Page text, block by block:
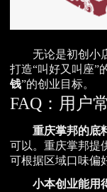
无论是初创小
打造“叫好又叫座”
钱”的创业目标。
FAQ：用户
重庆掌邦的底
可以。重庆掌邦提
可根据区域口味偏
小本创业能用